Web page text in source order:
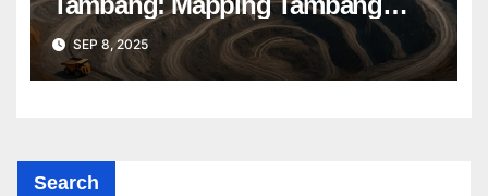
Profesional Lebih Cepat & Akurat
SEP 8, 2025
Search